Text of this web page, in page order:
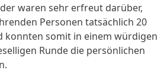
waren sehr erfreut darüber,
Personen tatsächlich 20
konnten somit in einem würdigen
Runde die persönlichen